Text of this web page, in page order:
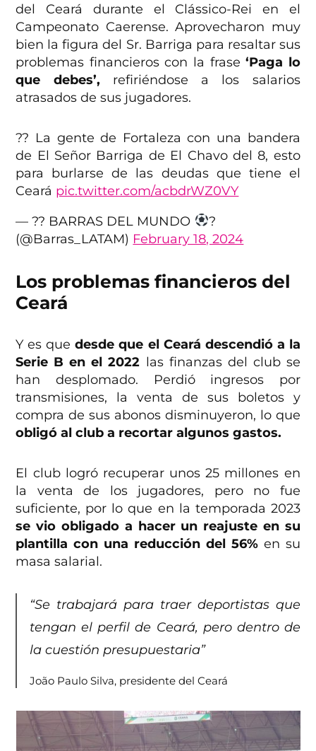
del Ceará durante el Clássico-Rei en el
Campeonato Caerense. Aprovecharon muy
bien la figura del Sr. Barriga para resaltar sus
problemas financieros con la frase‘Paga lo
que debes’, refiriéndose a los salarios
atrasados de sus jugadores.
?? La gente de Fortaleza con una bandera
de El Señor Barriga de El Chavo del 8, esto
para burlarse de las deudas que tiene el
Ceará pic.twitter.com/acbdrWZ0VY
— ?? BARRAS DEL MUNDO
?
(@Barras_LATAM) February 18, 2024
Los problemas financieros del
Ceará
Y es quedesde que el Ceará descendió a la
Serie B en el 2022 las finanzas del club se
han desplomado. Perdió ingresos por
transmisiones, la venta de sus boletos y
compra de sus abonos disminuyeron, lo que
obligó al club a recortar algunos gastos.
El club logró recuperar unos 25 millones en
la venta de los jugadores, pero no fue
suficiente, por lo que en la temporada 2023
se vio obligado a hacer un reajuste en su
plantilla con una reducción del 56% en su
masa salarial.
“Se trabajará para traer deportistas que
tengan el perfil de Ceará, pero dentro de
la cuestión presupuestaria”
João Paulo Silva, presidente del Ceará